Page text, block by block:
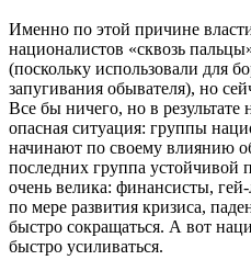
Именно по этой причине
националистов «сквозь
(поскольку использовали для
запугивания обывателя), но
Все бы ничего, но в результате
опасная ситуация: группы
начинают по своему влиянию
последних группа устойчивой
очень велика: финансисты,
по мере развития кризиса,
быстро сокращаться. А вот
быстро усиливаться.